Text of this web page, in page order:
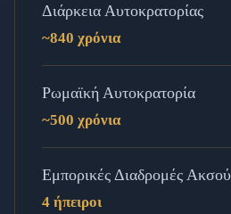
Διάρκεια Αυτοκρατορίας
~840 χρόνια
Ρωμαϊκή Αυτοκρατορία
~500 χρόνια
Εμπορικές Διαδρομές
4 ήπειροι